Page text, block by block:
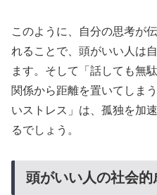
このように、自分の思考が
れることで、頭がいい人は
ます。そして「話しても無
関係から距離を置いてしま
いストレス」は、孤独を加
るでしょう。
頭がいい人の社会的